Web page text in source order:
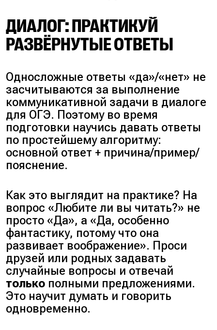
ДИАЛОГ: ПРАКТИКУЙ
РАЗВЁРНУТЫЕ ОТВЕТЫ
Односложные ответы «да»/«нет» не
засчитываются за выполнение
коммуникативной задачи в диалоге
для ОГЭ. Поэтому во время
подготовки научись давать ответы
по простейшему алгоритму:
основной ответ + причина/пример/
пояснение.
Как это выглядит на практике? На
вопрос «Любите ли вы читать?» не
просто «Да», а «Да, особенно
фантастику, потому что она
развивает воображение». Проси
друзей или родных задавать
случайные вопросы и отвечай
только полными предложениями.
Это научит думать и говорить
одновременно.